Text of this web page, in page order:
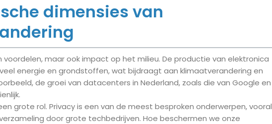
dimensies van
maar ook impact op het milieu. De productie van elektronica
energie en grondstoffen, wat bijdraagt aan klimaatverandering en
de groei van datacenters in Nederland, zoals die van Google en
grote rol. Privacy is een van de meest besproken onderwerpen, vooral
door grote techbedrijven. Hoe beschermen we onze